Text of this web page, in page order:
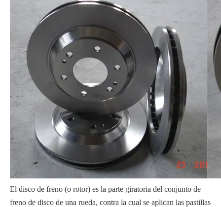
El disco de freno (o rotor) es la parte giratoria del conjunto de
freno de disco de una rueda, contra la cual se aplican las pastillas